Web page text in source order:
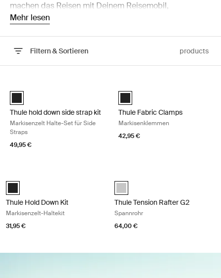
machen das Reisen mit Deinem Reisemobil,
Wohnwagen, Van oder Kompaktvan noch ein bisschen
Mehr lesen
Filtern & Sortieren products
Thule Hold Down Side Strap Kit Schwarz (selected)
Thule hold down side strap kit
Markisenzelt Halte-Set für Side
Straps
49,95 €
Thule Fabric Clamps Schwarz
Thule Fabric Clamps
Markisenklemmen
42,95 €
Thule Hold Down Kit Schwarz (selected)
Thule Hold Down Kit
Markisenzelt-Haltekit
31,95 €
anodised (selected)
Thule Tension Rafter G2
Spannrohr
64,00 €